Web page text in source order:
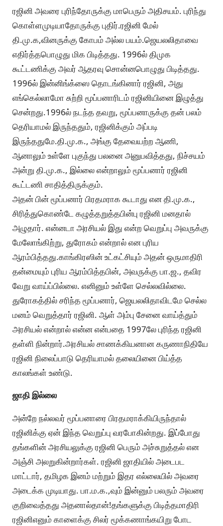
ரஜினி அவரை புரிந்தோருக்கு மாபெரும் அதிசயம். புரிந்து
கொள்ளமுடியாதோருக்கு புதிர்.ரஜினி மேல்
தி.மு.க,வினருக்கு கோபம் அல்ல பயம்.ஜெயலலிதாவை
எதிர்த்தபொழுது மிக பிடித்தது. 1996ல் திமுக
கூட்டணிக்கு அவர் ஆதரவு சொன்னபொழுது பிடித்தது.
1996ல் இன்னிங்க்ஸை தொடங்கினார் ரஜினி, அது
எங்கெல்லாமோ சுற்றி மூப்பனாரிடம் ரஜினியினை இழுத்து
சென்றது.1996ல் நடந்த தவறு, மூப்பனாருக்கு தன் பலம்
தெரியாமல் இருந்ததும், ரஜினிக்கும் அப்படி
இருந்ததுமே.தி.மு.க., அங்கு தேவையற்ற ஆணி,
ஆனாலும் உள்ளே புகுந்து பலனை அனுபவித்தது, நிச்சயம்
அன்று தி.மு.க., இல்லை என்றாலும் மூப்பனார் ரஜினி
கூட்டணி சாதித்திருக்கும்.
அதன் பின் மூப்பனார் பிரதமராக கூடாது என தி.மு.க.,
சிரித்துகொண்டே கழுத்தறுத்தபின்பு ரஜினி மனதால்
அழுதார். என்னடா அரசியல் இது என்ற வெறுப்பு அவருக்கு
மேலோங்கிற்று, துரோகம் என்றால் என புரிய
ஆரம்பித்தது.காங்கிரஸின் உட்கட்சியும் அதன் ஒருமாதிரி
தன்மையும் புரிய ஆரம்பித்தபின், அவருக்கு பா.ஜ., தவிர
வேறு வாய்ப்பில்லை. எனினும் உள்ளே செல்லவில்லை.
துரோகத்தில் சரிந்த மூப்பனார், ஜெயலலிதாவிடமே செல்ல
மனம் வெறுத்தார் ரஜினி. ஆள் அம்பு சேனை வாய்த்தும்
அரசியல் என்றால் என்ன என்பதை 1997லே புரிந்த ரஜினி
தள்ளி நின்றார்.அரசியல் சாணக்கியனான கருணாநிதியே
ரஜினி நிலைப்பாடு தெரியாமல் தலையினை பிய்த்த
காலங்கள் உண்டு.
ஜாதி இல்லை
அன்றே நல்லவர் மூப்பனாரை பிரதமராக்கியிருந்தால்
ரஜினிக்கு ஏன் இந்த வெறுப்பு வரபோகின்றது. இப்போது
தங்களின் அரசியலுக்கு ரஜினி பெரும் அச்சுறுத்தல் என
அஞ்சி அலறுகின்றார்கள். ரஜினி ஜாதியில் அடைபட
மாட்டார், தமிழக இனம் மற்றும் இதர எல்லையில் அவரை
அடைக்க முடியாது. பா.ம.க.,வும் இன்னும் பலரும் அவரை
குறிவைத்தது அதனால்தான்!தங்களுக்கு பிடித்தமாதிரி
ரஜினிஎனும் காளைக்கு சிலர் மூக்கணாங்கயிறு போட